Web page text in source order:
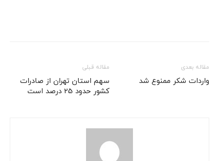
مقاله قبلی
سهم استان تهران از صادرات
کشور حدود 25 درصد است
مقاله بعدی
واردات شکر ممنوع شد